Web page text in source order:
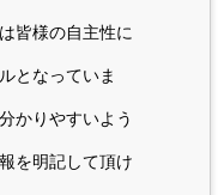
皆様の自主性に
となっていま
かりやすいよう
を明記して頂け